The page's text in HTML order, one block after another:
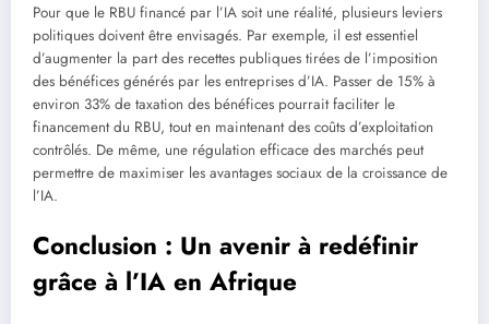
Pour que le RBU financé par l’IA soit une réalité, plusieurs leviers
politiques doivent être envisagés. Par exemple, il est essentiel
d’augmenter la part des recettes publiques tirées de l’imposition
des bénéfices générés par les entreprises d’IA. Passer de 15% à
environ 33% de taxation des bénéfices pourrait faciliter le
financement du RBU, tout en maintenant des coûts d’exploitation
contrôlés. De même, une régulation efficace des marchés peut
permettre de maximiser les avantages sociaux de la croissance de
l’IA.
Conclusion : Un avenir à redéfinir
grâce à l’IA en Afrique